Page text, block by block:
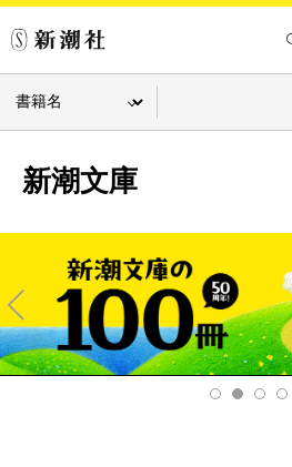
新潮文庫
Pre
v